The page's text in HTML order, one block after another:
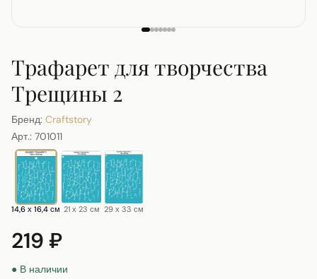
Трафарет для творчества
Трещины 2
Бренд: Craftstory
Арт.: 701011
14,6 х 16,4 см 21 х 23 см 29 х 33 см
219 ₽
● В наличии